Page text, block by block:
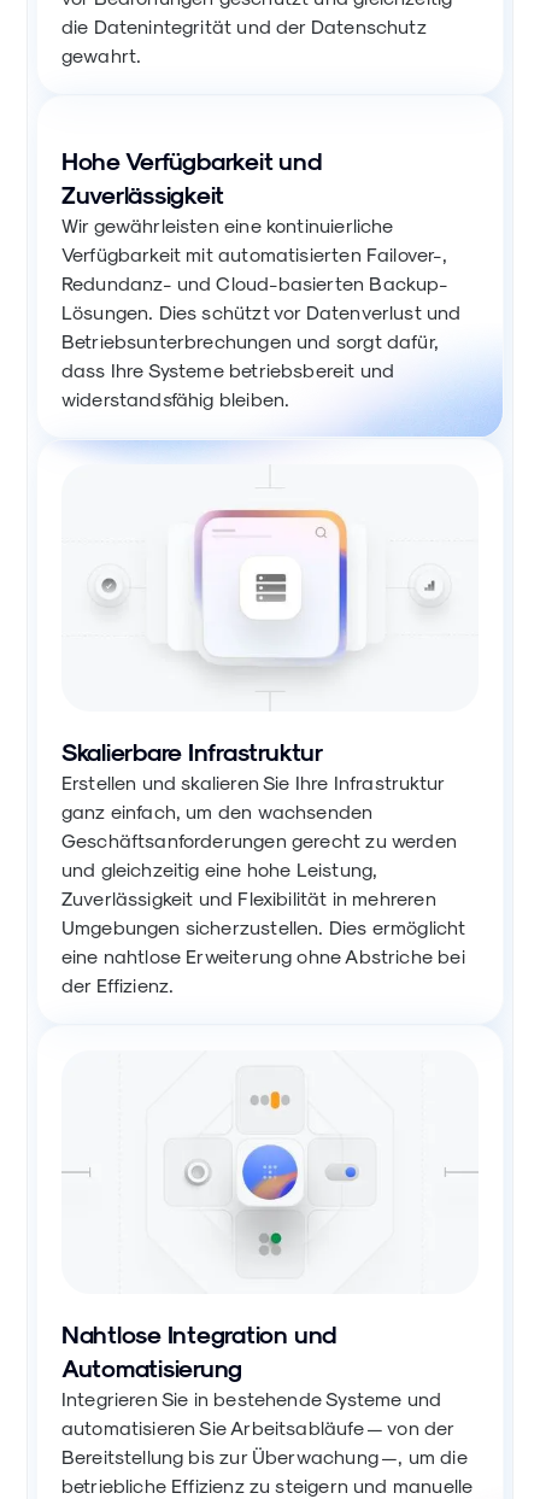
die Datenintegrität und der Datenschutz
gewahrt.
Hohe Verfügbarkeit und
Zuverlässigkeit
Wir gewährleisten eine kontinuierliche
Verfügbarkeit mit automatisierten Failover-,
Redundanz- und Cloud-basierten Backup-
Lösungen. Dies schützt vor Datenverlust und
Betriebsunterbrechungen und sorgt dafür,
dass Ihre Systeme betriebsbereit und
widerstandsfähig bleiben.
Skalierbare Infrastruktur
Erstellen und skalieren Sie Ihre Infrastruktur
ganz einfach, um den wachsenden
Geschäftsanforderungen gerecht zu werden
und gleichzeitig eine hohe Leistung,
Zuverlässigkeit und Flexibilität in mehreren
Umgebungen sicherzustellen. Dies ermöglicht
eine nahtlose Erweiterung ohne Abstriche bei
der Effizienz.
Nahtlose Integration und
Automatisierung
Integrieren Sie in bestehende Systeme und
automatisieren Sie Arbeitsabläufe — von der
Bereitstellung bis zur Überwachung —, um die
betriebliche Effizienz zu steigern und manuelle